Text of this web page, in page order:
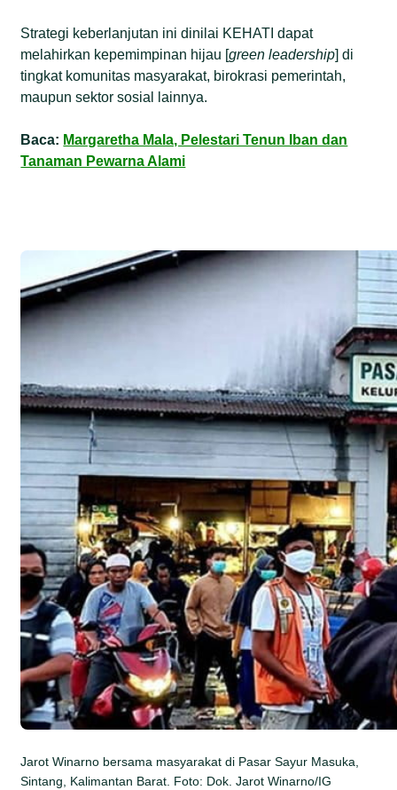
Strategi keberlanjutan ini dinilai KEHATI dapat
melahirkan kepemimpinan hijau [green leadership] di
tingkat komunitas masyarakat, birokrasi pemerintah,
maupun sektor sosial lainnya.
Baca: Margaretha Mala, Pelestari Tenun Iban dan
Tanaman Pewarna Alami
Jarot Winarno bersama masyarakat di Pasar Sayur Masuka,
Sintang, Kalimantan Barat. Foto: Dok. Jarot Winarno/IG